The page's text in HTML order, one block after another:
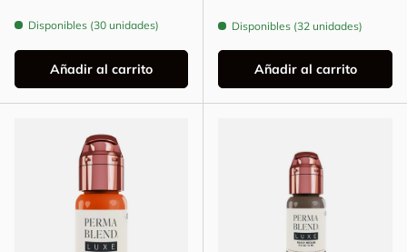
Disponibles (30 unidades)
Añadir al carrito
Disponibles (32 unidades)
Añadir al carrito